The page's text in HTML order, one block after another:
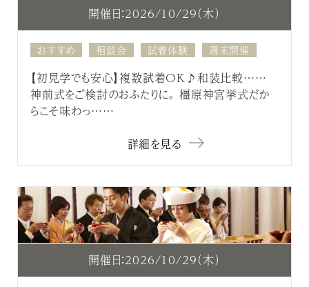
開催日：2026/10/29（木）
おすすめ 相談会 試着体験 週末開催
【初見学でも安心】複数試着OK♪和装比較……
神前式をご検討のおふたりに。 橿原神宮挙式だか
らこそ味わっ……
詳細を見る
開催日：2026/10/29（木）